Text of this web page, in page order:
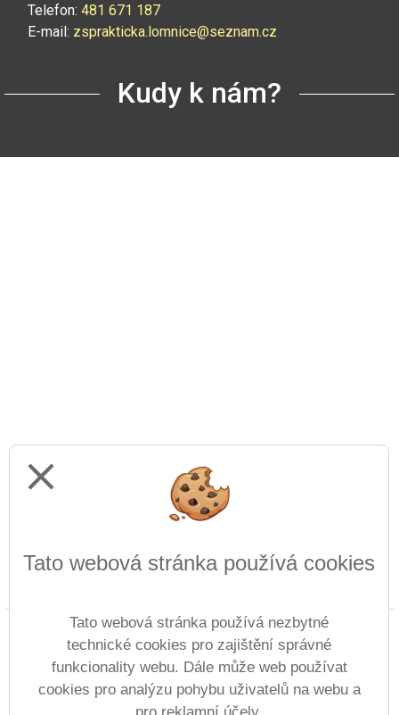
Telefon: 481 671 187
E-mail: zsprakticka.lomnice@seznam.cz
Kudy k nám?
Copyright © 2022 - 2023 ZŠ speciální Lomnice nad
Popelkou &
Vitalex Group- Tvorba školních
webů
Postaveno ve službě CloudovýŠkolníWeb.cz
close
Tato webová stránka používá cookies
Tato webová stránka používá nezbytné
technické cookies pro zajištění správné
funkcionality webu. Dále může web používat
cookies pro analýzu pohybu uživatelů na webu a